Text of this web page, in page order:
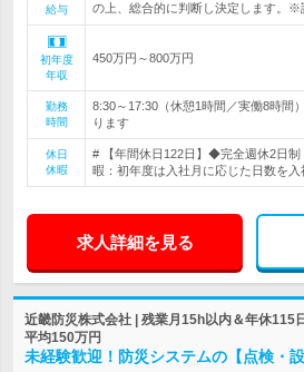
給与
の上、総合的に判断し決定します。※
初年度
年収
450万円～800万円
勤務
時間
8:30～17:30（休憩1時間／実働8時間
ります
休日
休暇
# 【年間休日122日】◆完全週休2日
暇：初年度は入社月に応じた日数を入
求人詳細を見る
近畿防災株式会社 | 残業月15h以内＆年休
平均150万円
未経験歓迎！防災システムの【点検・